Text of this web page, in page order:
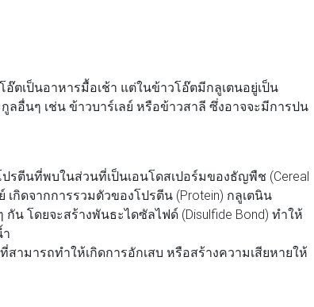
ป็นอาหารมื้อเช้า แต่ในข้าวโอ๊ตมีกลูเตนอยู่เป็น
อื่นๆ เช่น ข้าวบาร์เลย์ หรือข้าวสาลี ซึ่งอาจจะมีการปน
ตีนที่พบในส่วนที่เป็นเอนโดสเปอร์มของธัญพืช (Cereal
เกิดจากการรวมตัวของโปรตีน (Protein) กลูเตนิน
กัน โดยจะสร้างพันธะไดซัลไฟด์ (Disulfide Bond) ทำให้
ามารถทำให้เกิดการอักเสบ หรือสร้างความเสียหายให้